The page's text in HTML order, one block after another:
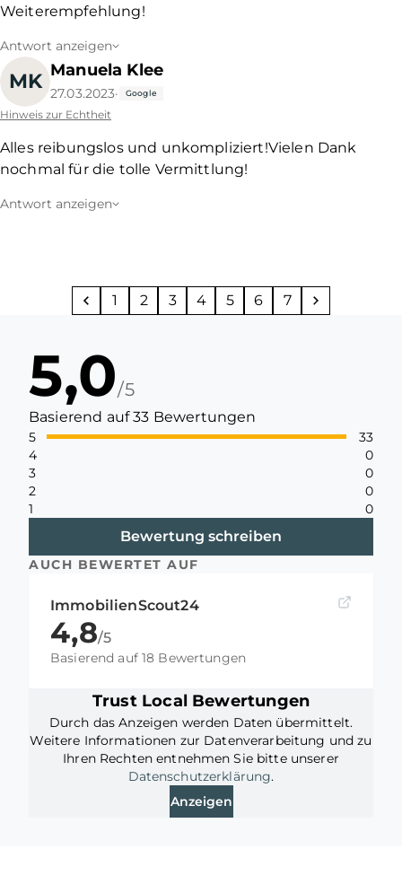
5,0/5
Basierend auf 33 Bewertungen
5
33
4
0
3
0
2
0
1
0
Bewertung schreiben
AUCH BEWERTET AUF
ImmobilienScout24
4,8/5
Basierend auf 18 Bewertungen
Trust Local Bewertungen
Durch das Anzeigen werden Daten übermittelt.
Weitere Informationen zur Datenverarbeitung und zu
Ihren Rechten entnehmen Sie bitte unserer
Datenschutzerklärung.
Anzeigen
Weiterempfehlung!
Antwort anzeigen
MK Manuela Klee
27.03.2023· Google
Hinweis zur Echtheit
Alles reibungslos und unkompliziert!Vielen Dank
nochmal für die tolle Vermittlung!
Antwort anzeigen
1 2 3 4 5 6 7